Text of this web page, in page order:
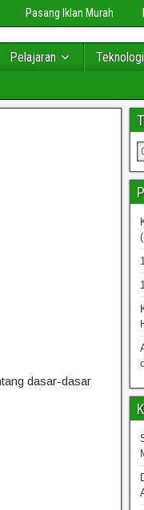
Pasang Iklan Murah
Pelajaran Teknologi
dasar-dasar